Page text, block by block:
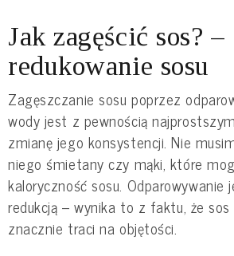
Jak zagęścić sos? –
redukowanie sosu
Zagęszczanie sosu poprzez
wody jest z pewnością
zmianę jego konsystencji. Nie
niego śmietany czy mąki, które
kaloryczność sosu.
redukcją – wynika to z faktu, że
znacznie traci na objętości.